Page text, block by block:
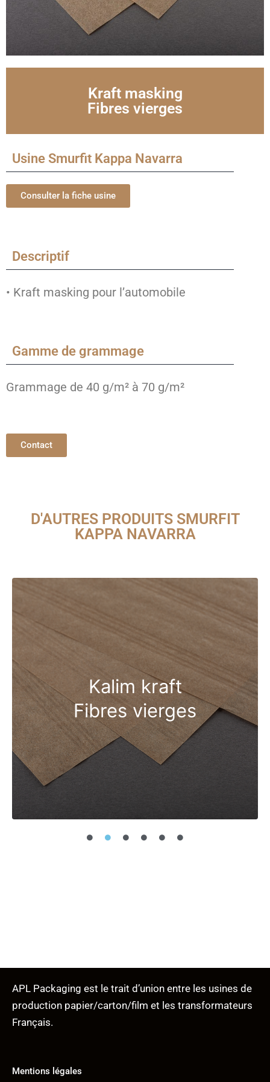
Kraft masking
Fibres vierges
Usine Smurfit Kappa Navarra
Consulter la fiche usine
Descriptif
• Kraft masking pour l’automobile
Gamme de grammage
Grammage de 40 g/m² à 70 g/m²
Contact
D'AUTRES PRODUITS SMURFIT
KAPPA NAVARRA​
Kalim kraft
Fibres vierges
APL Packaging est le trait d’union entre les usines de
production papier/carton/film et les transformateurs
Français.
Mentions légales